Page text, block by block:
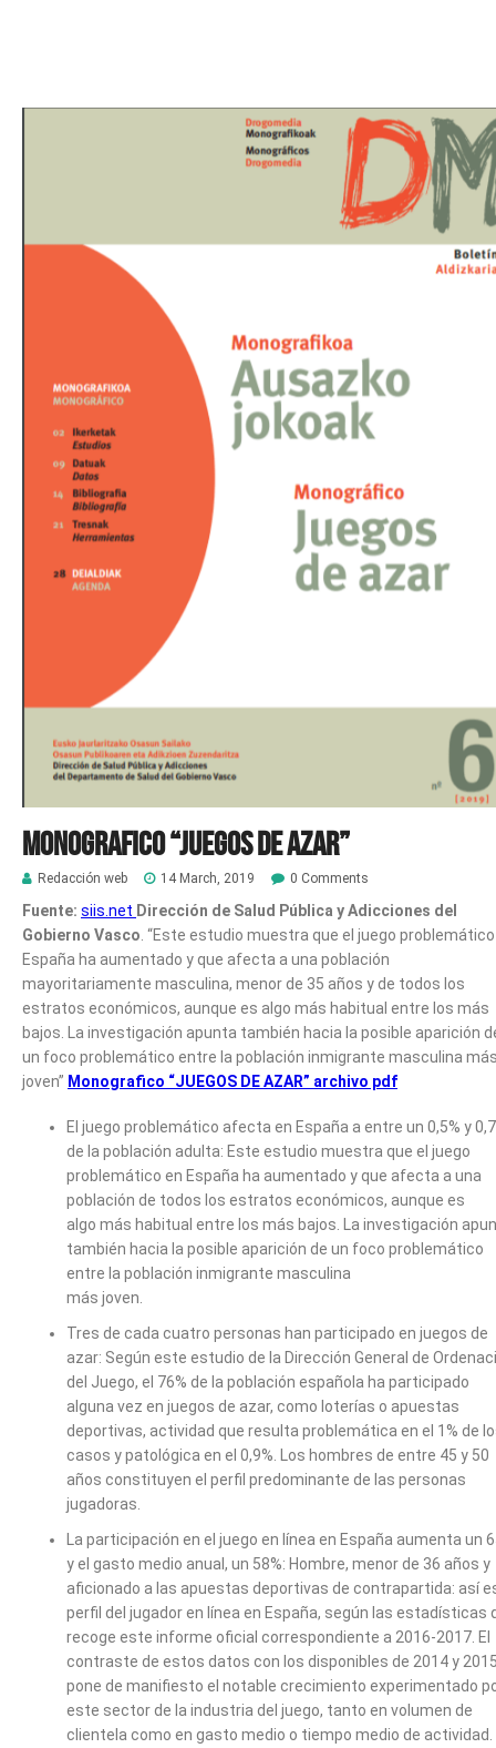
Monografico “Juegos de azar”
Redacción web 14 March, 2019 0 Comments
Fuente: siis.net Dirección de Salud Pública y Adicciones del
Gobierno Vasco. “Este estudio muestra que el juego
España ha aumentado y que afecta a una población
mayoritariamente masculina, menor de 35 años y de todos los
estratos económicos, aunque es algo más habitual entre los más
bajos. La investigación apunta también hacia la posible aparición
un foco problemático entre la población inmigrante masculina
joven” Monografico “JUEGOS DE AZAR” archivo pdf
El juego problemático afecta en España a entre un 0,5% y
de la población adulta: Este estudio muestra que el juego
problemático en España ha aumentado y que afecta a una
población de todos los estratos económicos, aunque es
algo más habitual entre los más bajos. La investigación
también hacia la posible aparición de un foco problemático
entre la población inmigrante masculina
más joven.
Tres de cada cuatro personas han participado en juegos de
azar: Según este estudio de la Dirección General de
del Juego, el 76% de la población española ha participado
alguna vez en juegos de azar, como loterías o apuestas
deportivas, actividad que resulta problemática en el 1% de
casos y patológica en el 0,9%. Los hombres de entre 45 y 50
años constituyen el perfil predominante de las personas
jugadoras.
La participación en el juego en línea en España aumenta un
y el gasto medio anual, un 58%: Hombre, menor de 36 años y
aficionado a las apuestas deportivas de contrapartida: así
perfil del jugador en línea en España, según las estadísticas
recoge este informe oficial correspondiente a 2016-2017. El
contraste de estos datos con los disponibles de 2014 y
pone de manifiesto el notable crecimiento experimentado
este sector de la industria del juego, tanto en volumen de
clientela como en gasto medio o tiempo medio de actividad.